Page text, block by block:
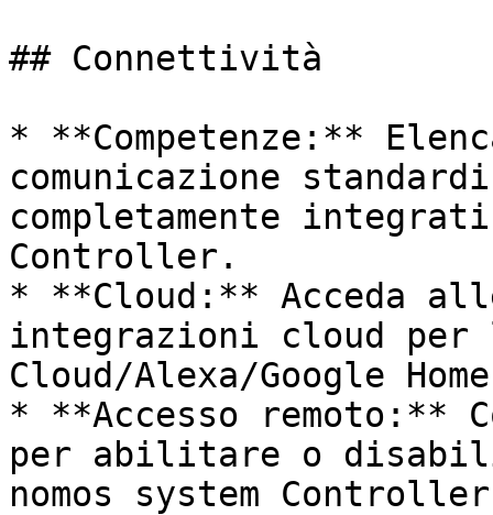
## Connettività
* **Competenze:**
comunicazione
completamente
Controller.
* **Cloud:** Acceda
integrazioni cloud per
Cloud/Alexa/Google
* **Accesso remoto:**
per abilitare o
nomos system